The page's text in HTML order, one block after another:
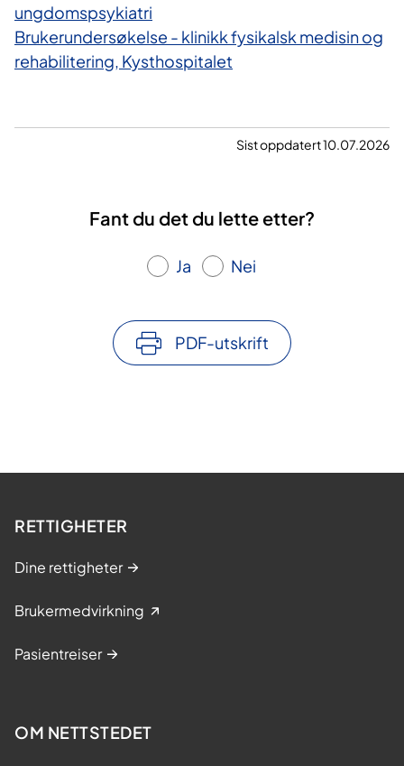
ungdomspsykiatri
Brukerundersøkelse - klinikk fysikalsk medisin og
rehabilitering, Kysthospitalet
Sist oppdatert 10.07.2026
Fant du det du lette etter?
Ja Nei
PDF-utskrift
RETTIGHETER
Dine rettigheter
Brukermedvirkning
Pasientreiser
OM NETTSTEDET